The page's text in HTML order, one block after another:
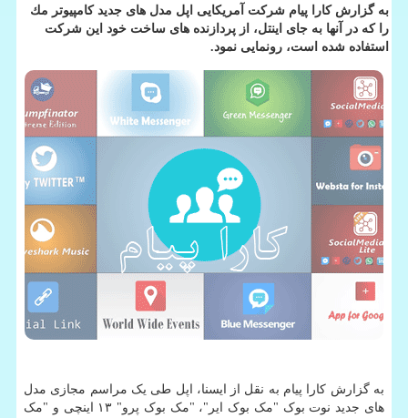
به گزارش كارا پیام شركت آمریكایی اپل مدل های جدید كامپیوتر مك
را كه در آنها به جای اینتل، از پردازنده های ساخت خود این شركت
استفاده شده است، رونمایی نمود.
به گزارش کارا پیام به نقل از ایسنا، اپل طی یک مراسم مجازی مدل
های جدید نوت بوک "مک بوک ایر"، "مک بوک پرو" ۱۳ اینچی و "مک